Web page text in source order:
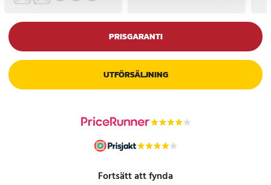
PRISGARANTI
UTFÖRSÄLJNING
Fortsätt att fynda